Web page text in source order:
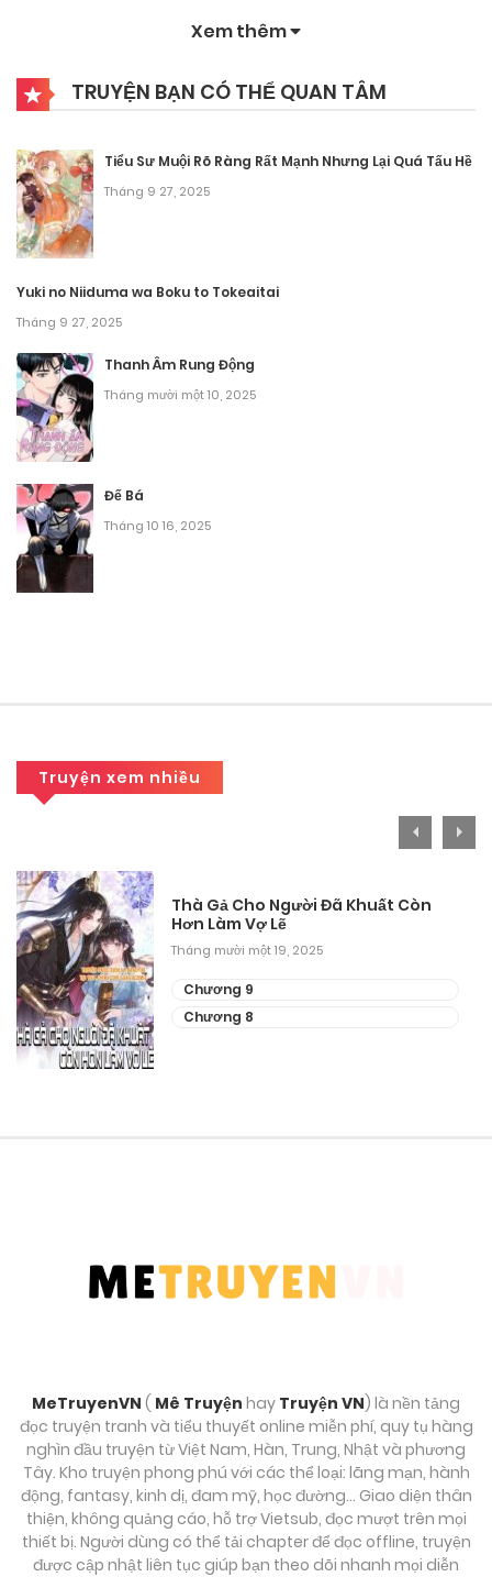
Tháng 9 27, 2025
Chương 320
Tháng 9 27, 2025
Chương 319
Chương 318
Tháng 9 27, 2025
Chương 317
Tháng 9 27, 2025
Chương 316
Tháng 9 27, 2025
Chương 315
Chương 313
Chương 312
Tháng 9 27, 2025
Chương 311
Tháng 9 27, 2025
Chương 310
Tháng 9 27, 2025
Chương 306
Tháng 9 27, 2025
Chương 305
Tháng 9 27, 2025
Xem thêm
TRUYỆN BẠN CÓ THỂ QUAN TÂM
Tiểu Sư Muội Rõ Ràng Rất Mạnh Nhưng Lại Quá Tấu Hề
Tháng 9 27, 2025
Yuki no Niiduma wa Boku to Tokeaitai
Tháng 9 27, 2025
Thanh Âm Rung Động
Tháng mười một 10, 2025
Đế Bá
Tháng 10 16, 2025
Truyện xem nhiều
Thà Gả Cho Người Đã Khuất Còn
Hơn Làm Vợ Lẽ
Tháng mười một 19, 2025
Chương 9
Chương 8
MeTruyenVN ( Mê Truyện hay Truyện VN) là nền tảng
đọc truyện tranh và tiểu thuyết online miễn phí, quy tụ hàng
nghìn đầu truyện từ Việt Nam, Hàn, Trung, Nhật và phương
Tây. Kho truyện phong phú với các thể loại: lãng mạn, hành
động, fantasy, kinh dị, đam mỹ, học đường… Giao diện thân
thiện, không quảng cáo, hỗ trợ Vietsub, đọc mượt trên mọi
thiết bị. Người dùng có thể tải chapter để đọc offline, truyện
được cập nhật liên tục giúp bạn theo dõi nhanh mọi diễn